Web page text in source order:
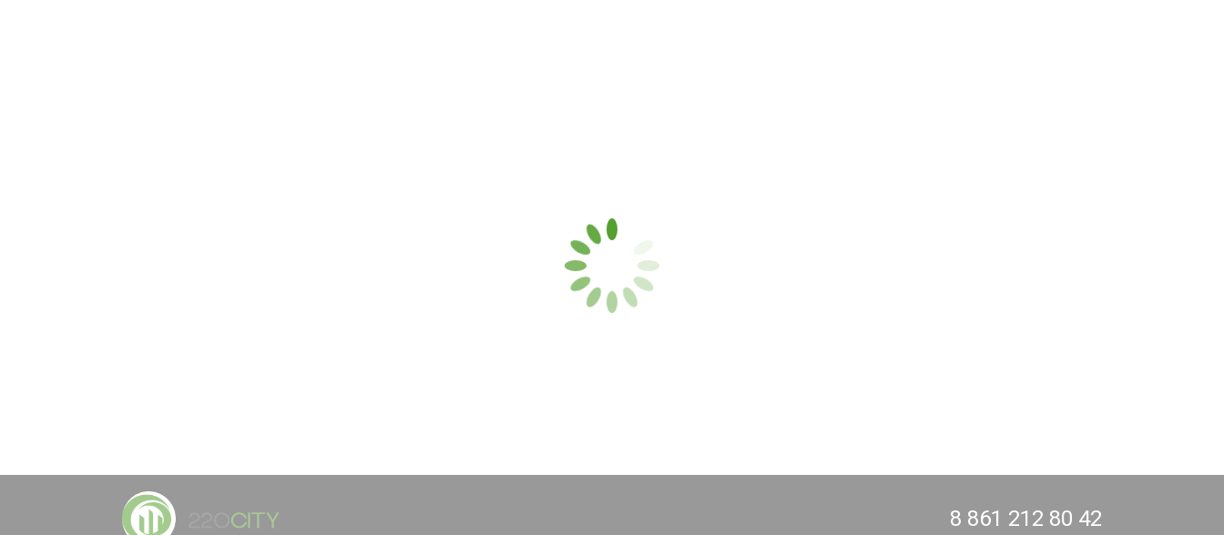
8 861 212 80 42